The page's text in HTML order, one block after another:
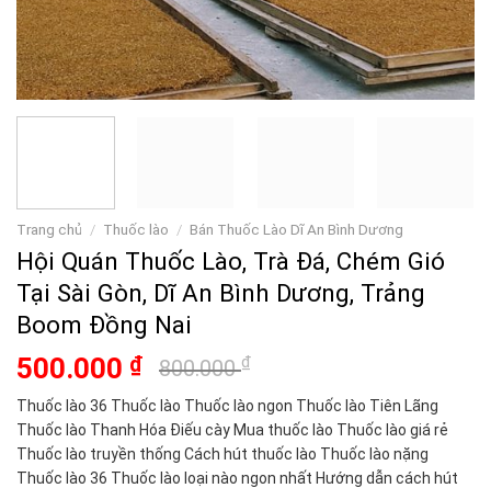
Trang chủ / Thuốc lào / Bán Thuốc Lào Dĩ An Bình Dương
Hội Quán Thuốc Lào, Trà Đá, Chém Gió
Tại Sài Gòn, Dĩ An Bình Dương, Trảng
Boom Đồng Nai
800.000₫
gốc
là:
800.000 ₫.
500.000 ₫
hiện
tại
là:
500.000 ₫.
Thuốc lào 36 Thuốc lào Thuốc lào ngon Thuốc lào Tiên Lãng
Thuốc lào Thanh Hóa Điếu cày Mua thuốc lào Thuốc lào giá rẻ
Thuốc lào truyền thống Cách hút thuốc lào Thuốc lào nặng
Thuốc lào 36 Thuốc lào loại nào ngon nhất Hướng dẫn cách hút